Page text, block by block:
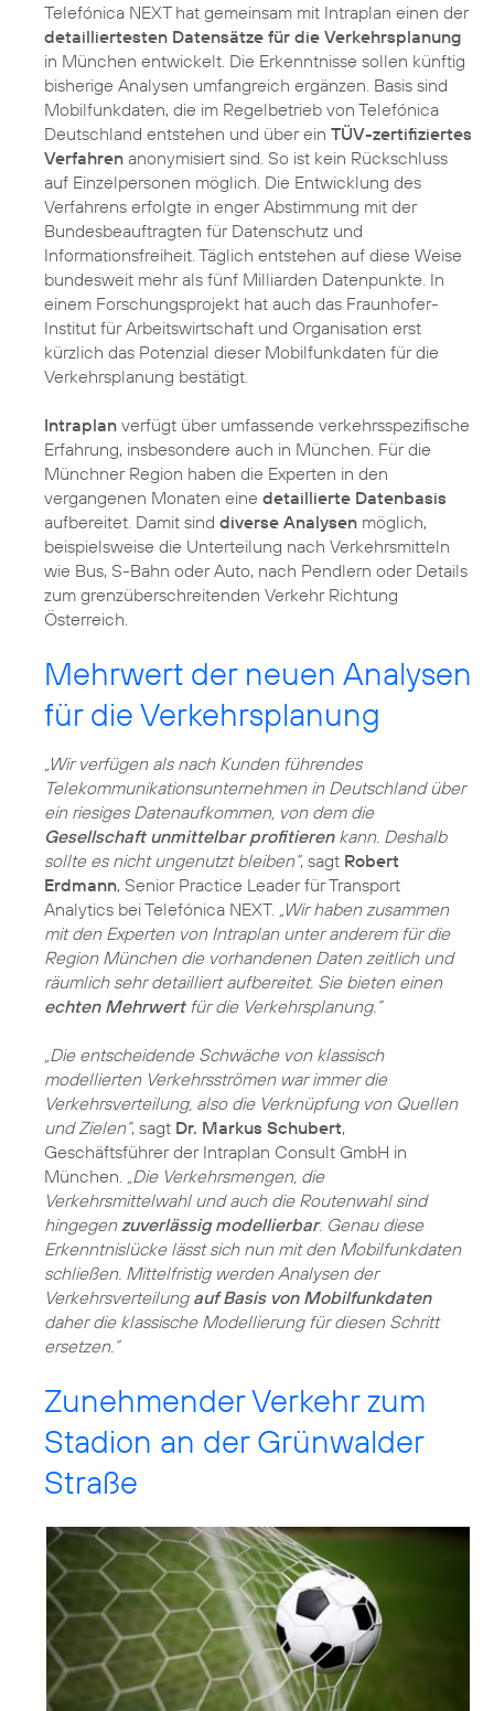
Telefónica NEXT hat gemeinsam mit Intraplan einen der
detailliertesten Datensätze für die Verkehrsplanung
in München entwickelt. Die Erkenntnisse sollen künftig
bisherige Analysen umfangreich ergänzen. Basis sind
Mobilfunkdaten, die im Regelbetrieb von Telefónica
Deutschland entstehen und über ein TÜV-zertifiziertes
Verfahren anonymisiert sind. So ist kein Rückschluss
auf Einzelpersonen möglich. Die Entwicklung des
Verfahrens erfolgte in enger Abstimmung mit der
Bundesbeauftragten für Datenschutz und
Informationsfreiheit. Täglich entstehen auf diese Weise
bundesweit mehr als fünf Milliarden Datenpunkte. In
einem Forschungsprojekt hat auch das Fraunhofer-
Institut für Arbeitswirtschaft und Organisation erst
kürzlich das Potenzial dieser Mobilfunkdaten für die
Verkehrsplanung bestätigt.
Intraplan verfügt über umfassende verkehrsspezifische
Erfahrung, insbesondere auch in München. Für die
Münchner Region haben die Experten in den
vergangenen Monaten eine detaillierte Datenbasis
aufbereitet. Damit sind diverse Analysen möglich,
beispielsweise die Unterteilung nach Verkehrsmitteln
wie Bus, S-Bahn oder Auto, nach Pendlern oder Details
zum grenzüberschreitenden Verkehr Richtung
Österreich.
Mehrwert der neuen Analysen
für die Verkehrsplanung
„Wir verfügen als nach Kunden führendes
Telekommunikationsunternehmen in Deutschland über
ein riesiges Datenaufkommen, von dem die
Gesellschaft unmittelbar profitierenkann. Deshalb
sollte es nicht ungenutzt bleiben“, sagt Robert
Erdmann, Senior Practice Leader für Transport
Analytics bei Telefónica NEXT. „Wir haben zusammen
mit den Experten von Intraplan unter anderem für die
Region München die vorhandenen Daten zeitlich und
räumlich sehr detailliert aufbereitet. Sie bieten einen
echten Mehrwertfür die Verkehrsplanung.“
„Die entscheidende Schwäche von klassisch
modellierten Verkehrsströmen war immer die
Verkehrsverteilung, also die Verknüpfung von Quellen
und Zielen“, sagt Dr. Markus Schubert,
Geschäftsführer der Intraplan Consult GmbH in
München. „Die Verkehrsmengen, die
Verkehrsmittelwahl und auch die Routenwahl sind
hingegenzuverlässig modellierbar. Genau diese
Erkenntnislücke lässt sich nun mit den Mobilfunkdaten
schließen. Mittelfristig werden Analysen der
Verkehrsverteilung auf Basis von Mobilfunkdaten
daher die klassische Modellierung für diesen Schritt
ersetzen.“
Zunehmender Verkehr zum
Stadion an der Grünwalder
Straße